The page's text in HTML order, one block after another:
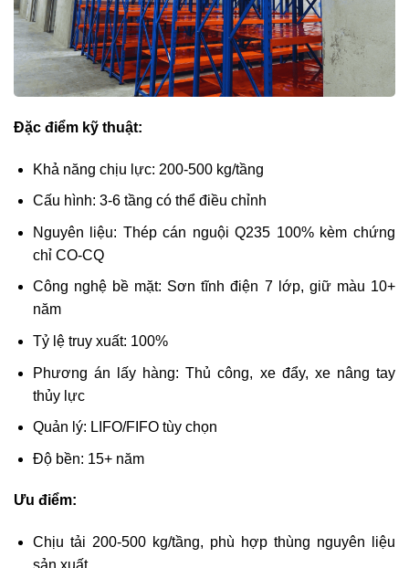
Đặc điểm kỹ thuật:
Khả năng chịu lực: 200-500 kg/tầng
Cấu hình: 3-6 tầng có thể điều chỉnh
Nguyên liệu: Thép cán nguội Q235 100% kèm chứng
chỉ CO-CQ
Công nghệ bề mặt: Sơn tĩnh điện 7 lớp, giữ màu 10+
năm
Tỷ lệ truy xuất: 100%
Phương án lấy hàng: Thủ công, xe đẩy, xe nâng tay
thủy lực
Quản lý: LIFO/FIFO tùy chọn
Độ bền: 15+ năm
Ưu điểm:
Chịu tải 200-500 kg/tầng, phù hợp thùng nguyên liệu